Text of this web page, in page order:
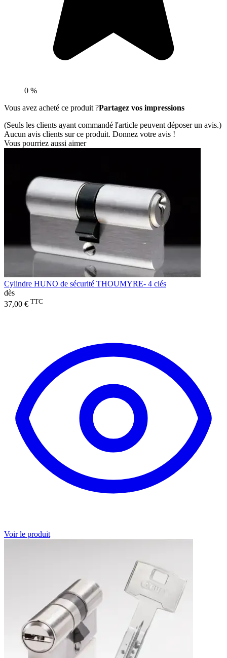
0 %
Vous avez acheté ce produit ?Partagez vos impressions
(Seuls les clients ayant commandé l'article peuvent déposer un avis.)
Aucun avis clients sur ce produit. Donnez votre avis !
Vous pourriez aussi aimer
Cylindre HUNO de sécurité THOUMYRE- 4 clés
dès
37,00 € TTC
Voir le produit